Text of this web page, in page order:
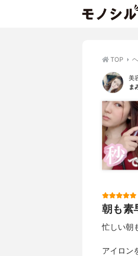
TOP
美
ま
朝も素
忙しい朝
アイロン